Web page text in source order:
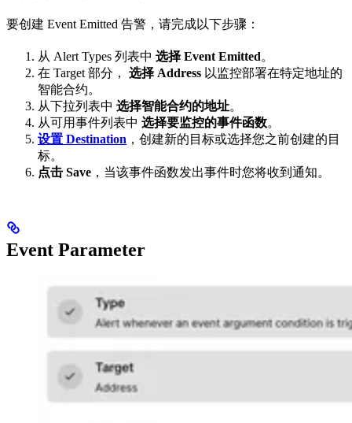
要创建 Event Emitted 告警，请完成以下步骤：
从 Alert Types 列表中 选择 Event Emitted。
在 Target 部分， 选择 Address 以监控部署在特定地址的
智能合约。
从下拉列表中 选择智能合约的地址。
从可用事件列表中 选择要监控的事件函数。
设置 Destination ，创建新的目标或选择您之前创建的目
标。
点击 Save ，当该事件函数发出事件时您将收到通知。
Event Parameter